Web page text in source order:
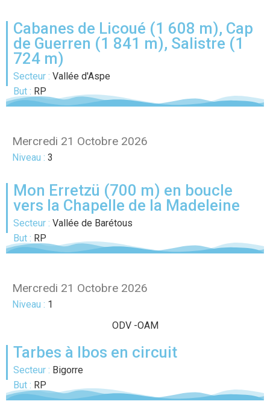
Cabanes de Licoué (1 608 m), Cap
de Guerren (1 841 m), Salistre (1
724 m)
Secteur : Vallée d'Aspe
But : RP
Mercredi 21 Octobre 2026
Niveau : 3
Mon Erretzü (700 m) en boucle
vers la Chapelle de la Madeleine
Secteur : Vallée de Barétous
But : RP
Mercredi 21 Octobre 2026
Niveau : 1
ODV-OAM
Tarbes à Ibos en circuit
Secteur : Bigorre
But : RP